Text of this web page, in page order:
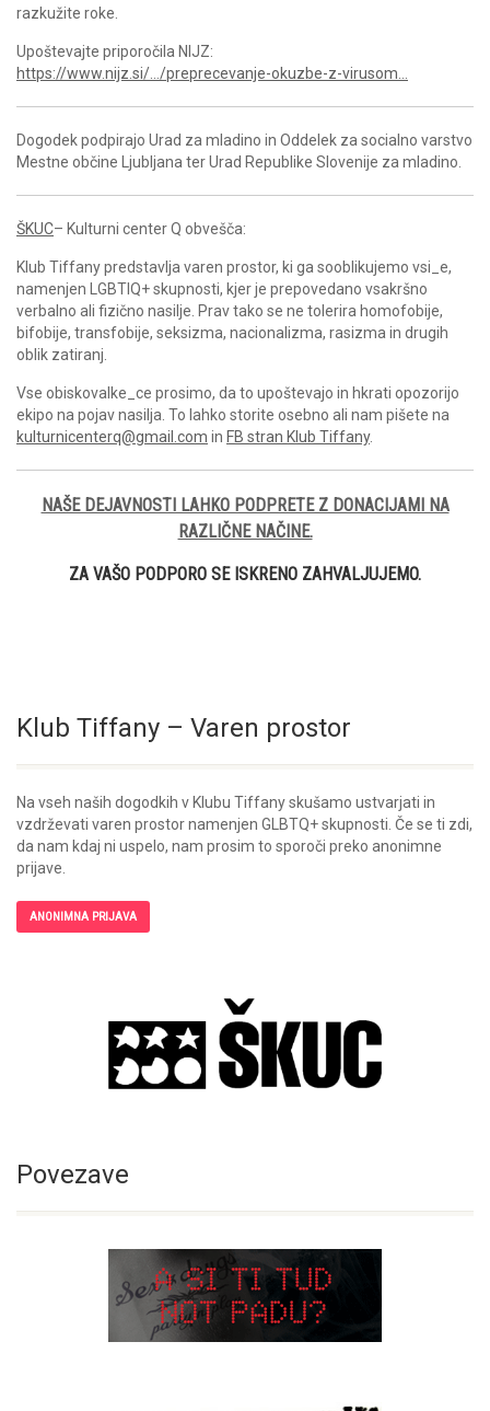
razkužite roke.
Upoštevajte priporočila NIJZ:
https://www.nijz.si/…/preprecevanje-okuzbe-z-virusom…
Dogodek podpirajo Urad za mladino in Oddelek za socialno varstvo
Mestne občine Ljubljana ter Urad Republike Slovenije za mladino.
ŠKUC– Kulturni center Q obvešča:
Klub Tiffany predstavlja varen prostor, ki ga sooblikujemo vsi_e,
namenjen LGBTIQ+ skupnosti, kjer je prepovedano vsakršno
verbalno ali fizično nasilje. Prav tako se ne tolerira homofobije,
bifobije, transfobije, seksizma, nacionalizma, rasizma in drugih
oblik zatiranj.
Vse obiskovalke_ce prosimo, da to upoštevajo in hkrati opozorijo
ekipo na pojav nasilja. To lahko storite osebno ali nam pišete na
kulturnicenterq@gmail.com in FB stran Klub Tiffany.
NAŠE DEJAVNOSTI LAHKO PODPRETE Z DONACIJAMI NA
RAZLIČNE NAČINE.
ZA VAŠO PODPORO SE ISKRENO ZAHVALJUJEMO.
Klub Tiffany – Varen prostor
Na vseh naših dogodkih v Klubu Tiffany skušamo ustvarjati in
vzdrževati varen prostor namenjen GLBTQ+ skupnosti. Če se ti zdi,
da nam kdaj ni uspelo, nam prosim to sporoči preko anonimne
prijave.
ANONIMNA PRIJAVA
Povezave